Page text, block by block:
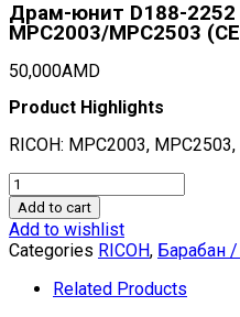
Драм-юнит D188-2252
MPC2003/MPC2503
50,000AMD
Product Highlights
RICOH: MPC2003,
Драм-
юнит
D188-
2252
RICOH
Add to cart
Add to wishlist
Categories RICOH, Барабан
Related Products